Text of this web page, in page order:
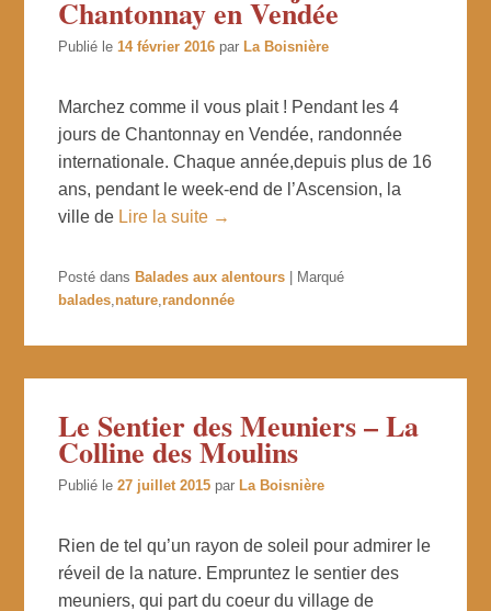
Chantonnay en Vendée
Publié le 14 février 2016 par La Boisnière
Marchez comme il vous plait ! Pendant les 4
jours de Chantonnay en Vendée, randonnée
internationale. Chaque année,depuis plus de 16
ans, pendant le week-end de l’Ascension, la
ville de Lire la suite →
Posté dans Balades aux alentours
Marqué
balades nature randonnée
Le Sentier des Meuniers – La
Colline des Moulins
Publié le27 juillet 2015 parLa Boisnière
Rien de tel qu’un rayon de soleil pour admirer le
réveil de la nature. Empruntez le sentier des
meuniers, qui part du coeur du village de